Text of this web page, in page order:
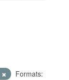
Formats: